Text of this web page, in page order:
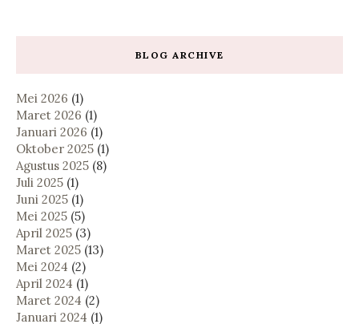
BLOG ARCHIVE
Mei 2026 (1)
Maret 2026 (1)
Januari 2026 (1)
Oktober 2025 (1)
Agustus 2025 (8)
Juli 2025 (1)
Juni 2025 (1)
Mei 2025 (5)
April 2025 (3)
Maret 2025 (13)
Mei 2024 (2)
April 2024 (1)
Maret 2024 (2)
Januari 2024 (1)